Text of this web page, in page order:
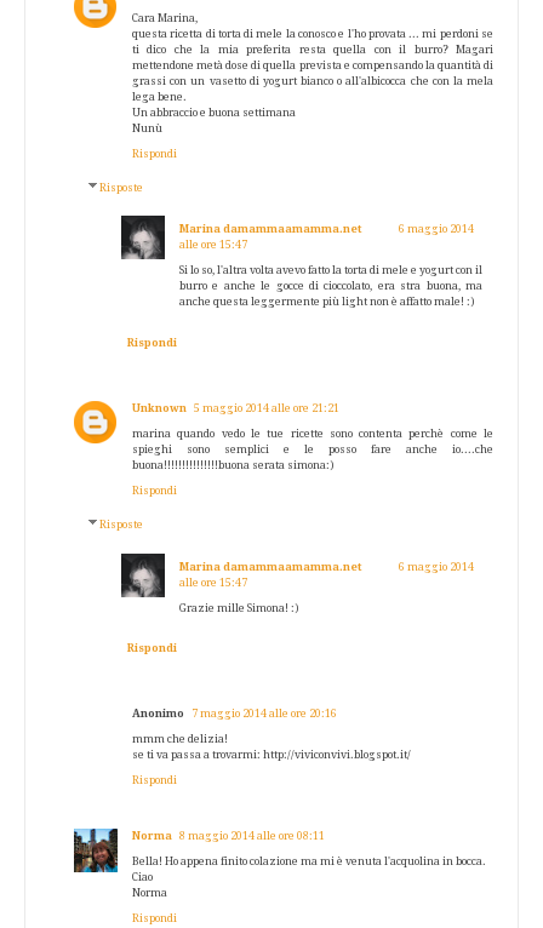
Cara Marina,
questa ricetta di torta di mele la conosco e l'ho provata ... mi perdoni se
ti dico che la mia preferita resta quella con il burro? Magari
mettendone metà dose di quella prevista e compensando la quantità di
grassi con un vasetto di yogurt bianco o all'albicocca che con la mela
lega bene.
Un abbraccio e buona settimana
Nunù
Rispondi
Risposte
Marina damammaamamma.net
6 maggio 2014
alle ore 15:47
Si lo so, l'altra volta avevo fatto la torta di mele e yogurt con il
burro e anche le gocce di cioccolato, era stra buona, ma
anche questa leggermente più light non è affatto male! :)
Rispondi
Unknown 5 maggio 2014 alle ore 21:21
marina quando vedo le tue ricette sono contenta perchè come le
spieghi sono semplici e le posso fare anche io....che
buona!!!!!!!!!!!!!!!buona serata simona:)
Rispondi
Risposte
Marina damammaamamma.net
6 maggio 2014
alle ore 15:47
Grazie mille Simona! :)
Rispondi
Anonimo 7 maggio 2014 alle ore 20:16
mmm che delizia!
se ti va passa a trovarmi: http://viviconvivi.blogspot.it/
Rispondi
Norma 8 maggio 2014 alle ore 08:11
Bella! Ho appena finito colazione ma mi è venuta l'acquolina in bocca.
Ciao
Norma
Rispondi